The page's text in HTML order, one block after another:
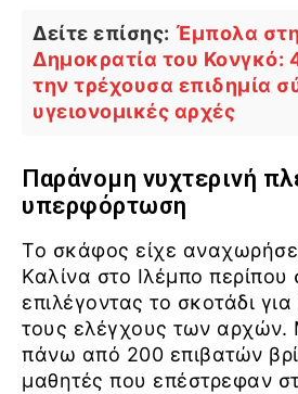
Δείτε επίσης: Έμπολα
Δημοκρατία του Κονγκό:
την τρέχουσα επιδημία
υγειονομικές αρχές
Παράνομη νυχτερινή
υπερφόρτωση
Το σκάφος είχε
Καλίνα στο Ιλέμπο περίπου
επιλέγοντας το σκοτάδι
τους ελέγχους των αρχών.
πάνω από 200 επιβατών
μαθητές που επέστρεφαν